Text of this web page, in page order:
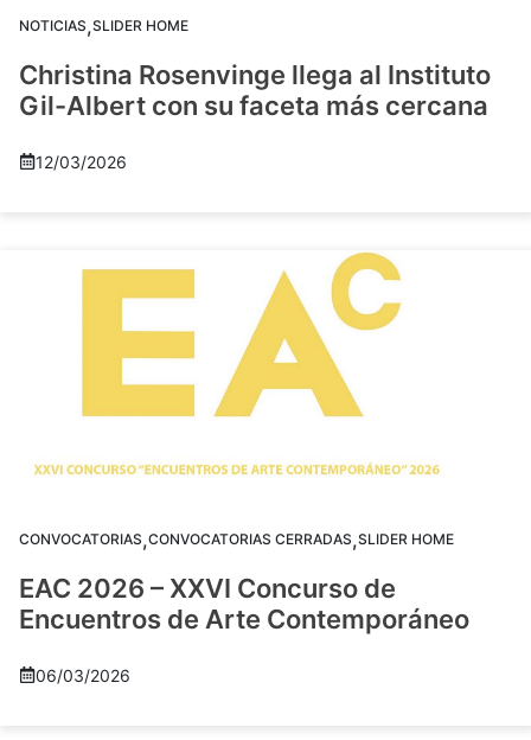
NOTICIAS,SLIDER HOME
Christina Rosenvinge llega al Instituto
Gil-Albert con su faceta más cercana
12/03/2026
CONVOCATORIAS,CONVOCATORIAS CERRADAS,SLIDER HOME
EAC 2026 – XXVI Concurso de
Encuentros de Arte Contemporáneo
06/03/2026